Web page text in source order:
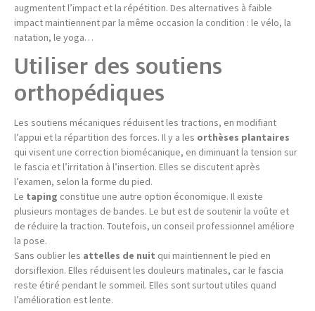
augmentent l’impact et la répétition. Des alternatives à faible
impact maintiennent par la même occasion la condition : le vélo, la
natation, le yoga…
Utiliser des soutiens
orthopédiques
Les soutiens mécaniques réduisent les tractions, en modifiant
l’appui et la répartition des forces. Il y a les orthèses plantaires
qui visent une correction biomécanique, en diminuant la tension sur
le fascia et l’irritation à l’insertion. Elles se discutent après
l’examen, selon la forme du pied.
Le taping constitue une autre option économique. Il existe
plusieurs montages de bandes. Le but est de soutenir la voûte et
de réduire la traction. Toutefois, un conseil professionnel améliore
la pose.
Sans oublier les attelles de nuit qui maintiennent le pied en
dorsiflexion. Elles réduisent les douleurs matinales, car le fascia
reste étiré pendant le sommeil. Elles sont surtout utiles quand
l’amélioration est lente.